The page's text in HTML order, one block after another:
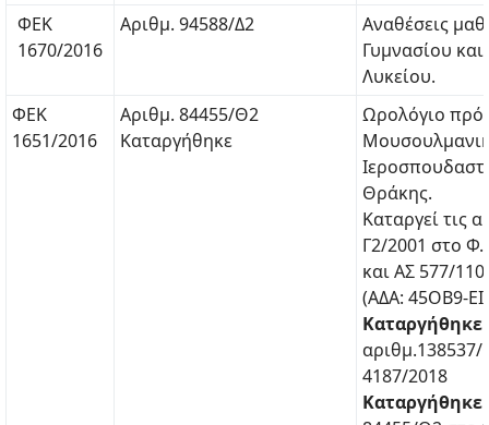
ΦΕΚ
1670/2016
Αριθμ. 94588/Δ2
Αναθέσεις
Γυμνασίου και
Λυκείου.
ΦΕΚ
1651/2016
Αριθμ. 84455/Θ2
Καταργήθηκε
Ωρολόγιο
Θράκης.
Καταργεί τις
Γ2/2001 στο
και ΑΣ 577/
(ΑΔΑ: 45ΟΒ9-
Καταργήθηκε
4187/2018
Καταργήθηκε